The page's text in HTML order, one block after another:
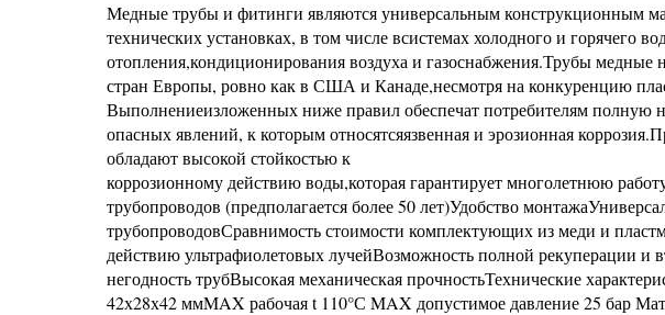
Медные трубы и фитинги являются универсальным конструкционным
технических установках, в том числе всистемах холодного и горячего
отопления,кондиционирования воздуха и газоснабжения.Трубы
стран Европы, ровно как в США и Канаде,несмотря на конкуренцию
Выполнениеизложенных ниже правил обеспечат потребителям полную
опасных явлений, к которым относятсяязвенная и эрозионная
обладают высокой стойкостью к
коррозионному действию воды,которая гарантирует многолетнюю
трубопроводов (предполагается более 50 лет)Удобство
трубопроводовСравнимость стоимости комплектующих из меди и
действию ультрафиолетовых лучейВозможность полной рекуперации и
негодность трубВысокая механическая прочностьТехнические
42х28х42 ммMAX рабочая t 110°С MAX допустимое давление 25 бар